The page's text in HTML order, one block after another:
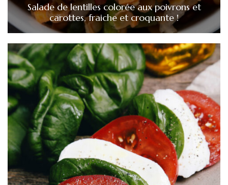
Salade de lentilles colorée aux poivrons et
carottes, fraiche et croquante !